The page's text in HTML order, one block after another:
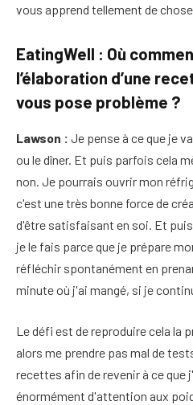
vous apprend tellement de
EatingWell : Où
l’élaboration d’une
vous pose problème ?
Lawson : Je pense à ce que je
ou le dîner. Et puis parfois cela
non. Je pourrais ouvrir mon
c'est une très bonne force de
d'être satisfaisant en soi. Et
je le fais parce que je prépare
réfléchir spontanément en
minute où j'ai mangé, si je
Le défi est de reproduire cela la
alors me prendre pas mal de
recettes afin de revenir à ce que
énormément d'attention aux